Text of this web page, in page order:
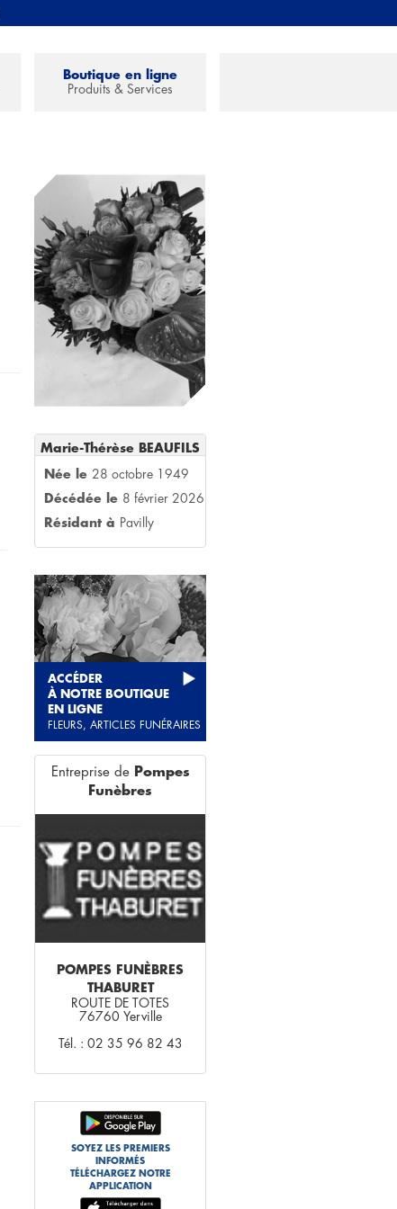
Boutique en ligne
Produits & Services
Marie-Thérèse BEAUFILS
Née le 28 octobre 1949
Décédée le 8 février 2026
Résidant à Pavilly
ACCÉDER
À NOTRE BOUTIQUE
EN LIGNE
FLEURS, ARTICLES FUNÉRAIRES
Entreprise de Pompes
Funèbres
POMPES FUNÈBRES
THABURET
ROUTE DE TOTES
76760 Yerville
Tél. : 02 35 96 82 43
SOYEZ LES PREMIERS
INFORMÉS
TÉLÉCHARGEZ NOTRE
APPLICATION